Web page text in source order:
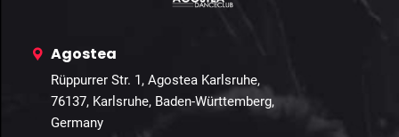
Agostea
Rüppurrer Str. 1, Agostea Karlsruhe,
76137, Karlsruhe, Baden-Württemberg,
Germany